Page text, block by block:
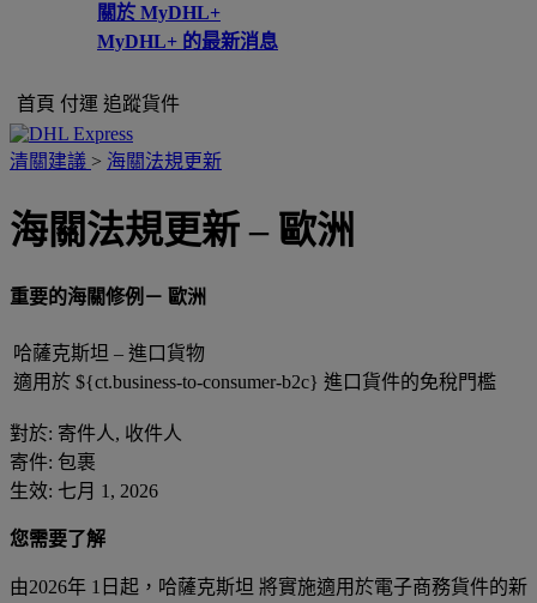
關於 MyDHL+
MyDHL+ 的最新消息
首頁 付運 追蹤貨件
清關建議 > 海關法規更新
海關法規更新 – 歐洲
重要的海關修例－ 歐洲
哈薩克斯坦 – 進口貨物
適用於 ${ct.business-to-consumer-b2c} 進口貨件的免稅門檻
對於: 寄件人, 收件人
寄件: 包裹
生效: 七月 1, 2026
您需要了解
由2026年 1日起，哈薩克斯坦 將實施適用於電子商務貨件的新